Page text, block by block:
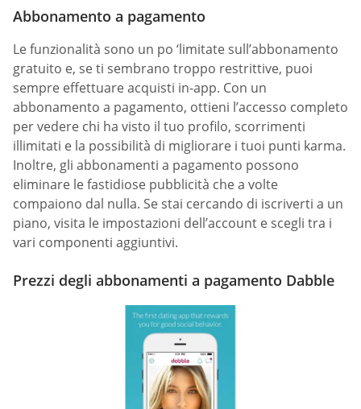
Abbonamento a pagamento
Le funzionalità sono un po ‘limitate sull’abbonamento
gratuito e, se ti sembrano troppo restrittive, puoi
sempre effettuare acquisti in-app. Con un
abbonamento a pagamento, ottieni l’accesso completo
per vedere chi ha visto il tuo profilo, scorrimenti
illimitati e la possibilità di migliorare i tuoi punti karma.
Inoltre, gli abbonamenti a pagamento possono
eliminare le fastidiose pubblicità che a volte
compaiono dal nulla. Se stai cercando di iscriverti a un
piano, visita le impostazioni dell’account e scegli tra i
vari componenti aggiuntivi.
Prezzi degli abbonamenti a pagamento Dabble